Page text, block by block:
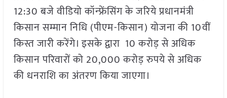
12:30 बजे वीडियो कॉन्फ्रेंसिंग के जरिये प्रधानमंत्री
किसान सम्मान निधि (पीएम-किसान) योजना की 10वीं
किस्त जारी करेंगे। इसके द्वारा 10 करोड़ से अधिक
किसान परिवारों को 20,000 करोड़ रुपये से अधिक
की धनराशि का अंतरण किया जाएगा।